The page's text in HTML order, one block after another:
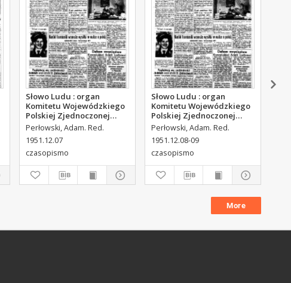
Słowo Ludu : organ
Komitetu Wojewódzkiego
Polskiej Zjednoczonej
Partii Robotniczej, 1951,
R.3, nr 316
Perłowski, Adam. Red.
1951.12.07
czasopismo
Słowo Ludu : organ
Komitetu Wojewódzkiego
Polskiej Zjednoczonej
Partii Robotniczej, 1951,
R.3, nr 317
Perłowski, Adam. Red.
1951.12.08-09
czasopismo
More